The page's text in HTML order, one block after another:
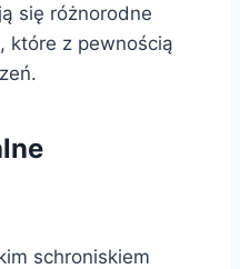
się różnorodne
które z pewnością
schroniskiem